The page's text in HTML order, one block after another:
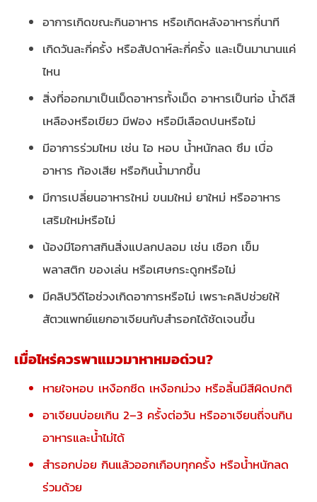
อาการเกิดขณะกินอาหาร หรือเกิดหลังอาหารกี่นาที
เกิดวันละกี่ครั้ง หรือสัปดาห์ละกี่ครั้ง และเป็นมานานแค่
ไหน
สิ่งที่ออกมาเป็นเม็ดอาหารทั้งเม็ด อาหารเป็นท่อ น้ำดีสี
เหลืองหรือเขียว มีฟอง หรือมีเลือดปนหรือไม่
มีอาการร่วมไหม เช่น ไอ หอบ น้ำหนักลด ซึม เบื่อ
อาหาร ท้องเสีย หรือกินน้ำมากขึ้น
มีการเปลี่ยนอาหารใหม่ ขนมใหม่ ยาใหม่ หรืออาหาร
เสริมใหม่หรือไม่
น้องมีโอกาสกินสิ่งแปลกปลอม เช่น เชือก เข็ม
พลาสติก ของเล่น หรือเศษกระดูกหรือไม่
มีคลิปวิดีโอช่วงเกิดอาการหรือไม่ เพราะคลิปช่วยให้
สัตวแพทย์แยกอาเจียนกับสำรอกได้ชัดเจนขึ้น
เมื่อไหร่ควรพาแมวมาหาหมอด่วน?
หายใจหอบ เหงือกซีด เหงือกม่วง หรือลิ้นมีสีผิดปกติ
อาเจียนบ่อยเกิน 2–3 ครั้งต่อวัน หรืออาเจียนถี่จนกิน
อาหารและน้ำไม่ได้
สำรอกบ่อย กินแล้วออกเกือบทุกครั้ง หรือน้ำหนักลด
ร่วมด้วย